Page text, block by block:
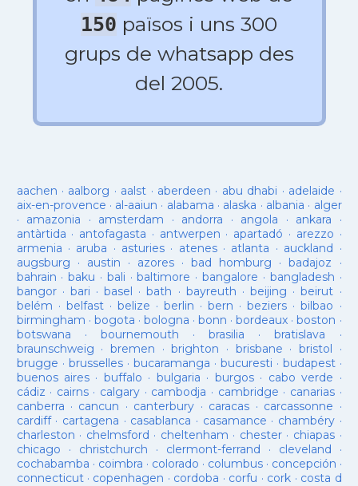
150 països i uns 300
grups de whatsapp des
del 2005.
aachen · aalborg · aalst · aberdeen · abu dhabi · adelaide ·
aix-en-provence · al-aaiun · alabama · alaska · albania · alger
· amazonia · amsterdam · andorra · angola · ankara ·
antàrtida · antofagasta · antwerpen · apartadó · arezzo ·
armenia · aruba · asturies· atenes· atlanta · auckland ·
augsburg · austin · azores·bad homburg ·badajoz ·
bahrain ·baku · bali ·baltimore ·bangalore · bangladesh ·
bangor· bari ·basel ·bath · bayreuth ·beijing ·beirut ·
belém · belfast· belize · berlin ·bern ·beziers ·bilbao ·
birmingham · bogota · bologna ·bonn ·bordeaux ·boston ·
botswana · bournemouth ·brasilia ·bratislava ·
braunschweig · bremen ·brighton · brisbane · bristol ·
brugge · brusselles· bucaramanga · bucuresti · budapest·
buenos aires· buffalo · bulgaria · burgos· cabo verde ·
cádiz · cairns· calgary · cambodja · cambridge · canarias·
canberra · cancun · canterbury · caracas · carcassonne ·
cardiff· cartagena · casablanca · casamance · chambéry·
charleston · chelmsford · cheltenham · chester· chiapas ·
chicago · christchurch · clermont-ferrand · cleveland ·
cochabamba · coimbra · colorado · columbus· concepción ·
connecticut· copenhagen · cordoba · corfu · cork · costa d